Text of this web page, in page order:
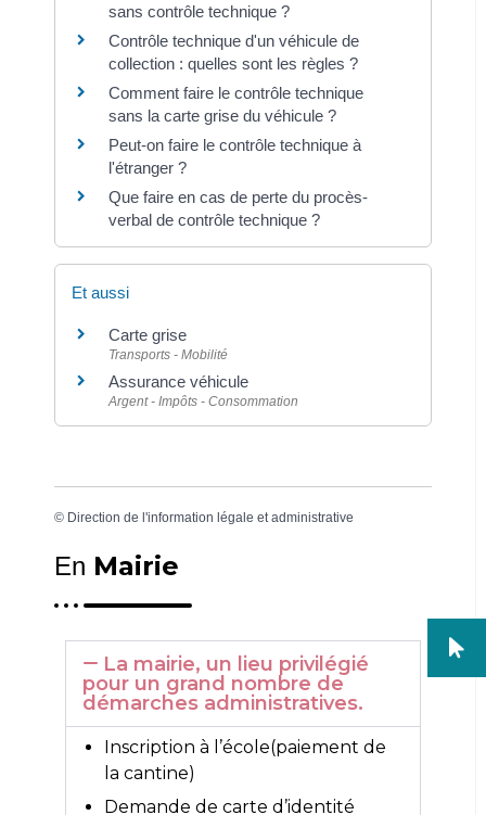
sans contrôle technique ?
Contrôle technique d'un véhicule de
collection : quelles sont les règles ?
Comment faire le contrôle technique
sans la carte grise du véhicule ?
Peut-on faire le contrôle technique à
l'étranger ?
Que faire en cas de perte du procès-
verbal de contrôle technique ?
Et aussi
Carte grise
Transports - Mobilité
Assurance véhicule
Argent - Impôts - Consommation
© Direction de l'information légale et administrative
En Mairie
La mairie, un lieu privilégié
pour un grand nombre de
démarches administratives.
Inscription à l’école(paiement de
la cantine)
Demande de carte d’identité